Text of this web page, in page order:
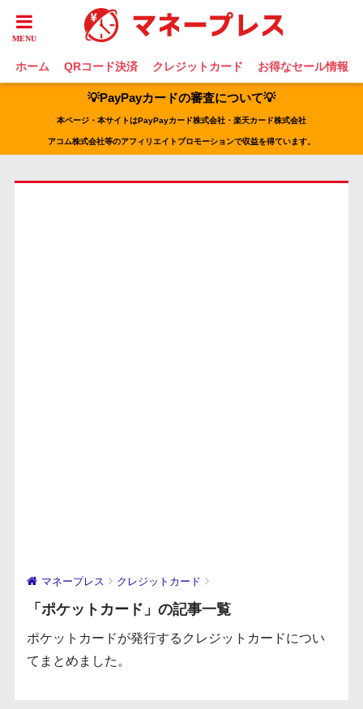
ホーム QRコード決済 クレジットカード お得なセール情報
💡PayPayカードの審査について💡
本ページ・本サイトはPayPayカード株式会社・楽天カード株式会社
アコム株式会社等のアフィリエイトプロモーションで収益を得ています。
マネープレス クレジットカード
「ポケットカード」の記事一覧
ポケットカードが発行するクレジットカードについ
てまとめました。